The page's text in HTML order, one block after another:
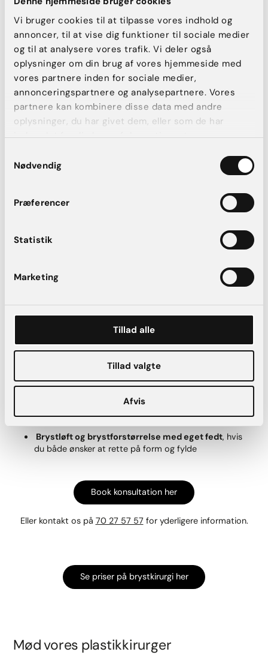
Vi bruger cookies til at tilpasse vores indhold og
annoncer, til at vise dig funktioner til sociale medier
og til at analysere vores trafik. Vi deler også
oplysninger om din brug af vores hjemmeside med
vores partnere inden for sociale medier,
annonceringspartnere og analysepartnere. Vores
partnere kan kombinere disse data med andre
oplysninger, du har givet dem, eller som de har
indsamlet fra din brug af deres tjenester.
Nødvendig
Præferencer
Statistik
Marketing
Tillad alle
Tillad valgte
Afvis
Hvor store dine implantater er
Hvor længe du har haft dine implantater
Din hudkvalitet
Hos AK Aesthetics er vi dedikerede til at vejlede og støtte
dig gennem hele processen, fra beslutningen om fjernelse af
implantater til de efterfølgende trin for at opnå det bedst
mulige resultat.
Kan der gøres noget ved tab af fylde
hvor din hud gradvist vil trække sig sammen. Hvis du efter
helingsperioden er ked af dine brysters form eller mangel på
Brystløft, der kan rette op på et evt. hæng
Brystforstørrelse med eget fedt
implantater
Brystløft og brystforstørrelse med eget fedt, hvis
du både ønsker at rette på form og fylde
Book konsultation her
Eller kontakt os på 70 27 57 57for yderligere information.
Se priser på brystkirurgi her
Mød vores plastikkirurger